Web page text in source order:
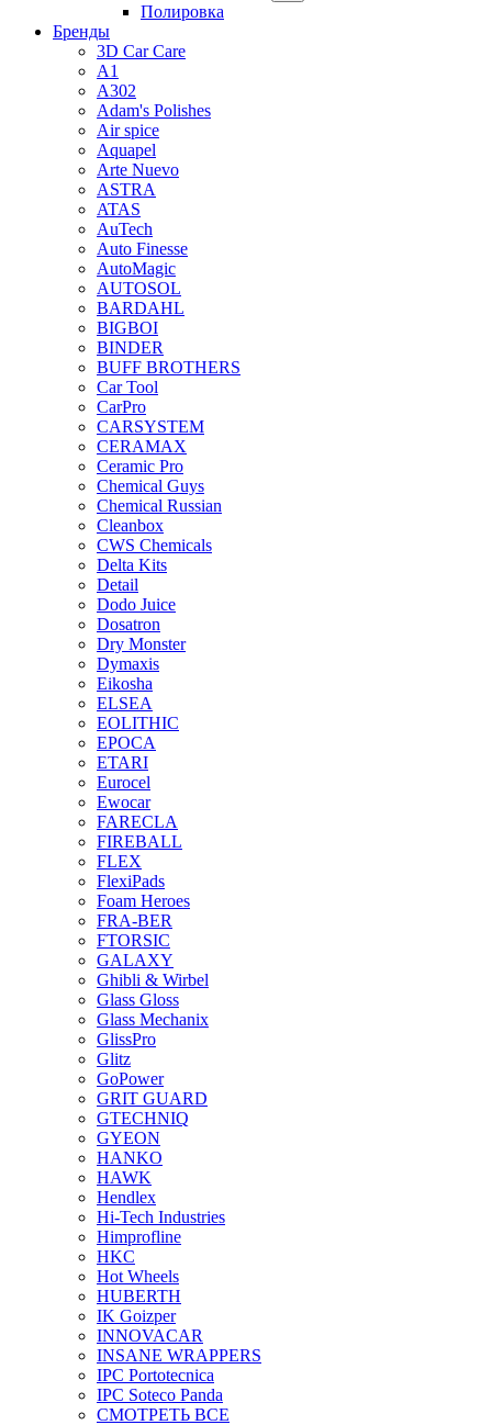
Полировка
Бренды
3D Car Care
A1
A302
Adam's Polishes
Air spice
Aquapel
Arte Nuevo
ASTRA
ATAS
AuTech
Auto Finesse
AutoMagic
AUTOSOL
BARDAHL
BIGBOI
BINDER
BUFF BROTHERS
Car Tool
CarPro
CARSYSTEM
CERAMAX
Ceramic Pro
Chemical Guys
Chemical Russian
Cleanbox
CWS Chemicals
Delta Kits
Detail
Dodo Juice
Dosatron
Dry Monster
Dymaxis
Eikosha
ELSEA
EOLITHIC
EPOCA
ETARI
Eurocel
Ewocar
FARECLA
FIREBALL
FLEX
FlexiPads
Foam Heroes
FRA-BER
FTORSIC
GALAXY
Ghibli & Wirbel
Glass Gloss
Glass Mechanix
GlissPro
Glitz
GoPower
GRIT GUARD
GTECHNIQ
GYEON
HANKO
HAWK
Hendlex
Hi-Tech Industries
Himprofline
HKC
Hot Wheels
HUBERTH
IK Goizper
INNOVACAR
INSANE WRAPPERS
IPC Portotecnica
IPC Soteco Panda
СМОТРЕТЬ ВСЕ